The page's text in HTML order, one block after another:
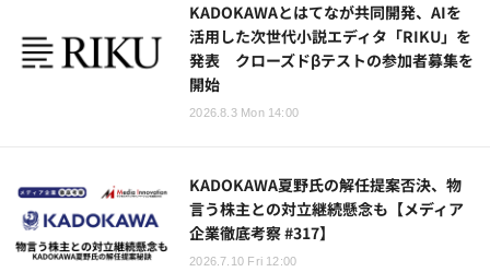
KADOKAWAとはてなが共同開発、AIを
活用した次世代小説エディタ「RIKU」を
発表 クローズドβテストの参加者募集を
開始
2026.8.3 Mon 14:00
KADOKAWA夏野氏の解任提案否決、物
言う株主との対立継続懸念も【メディア
企業徹底考察 #317】
2026.7.10 Fri 12:00